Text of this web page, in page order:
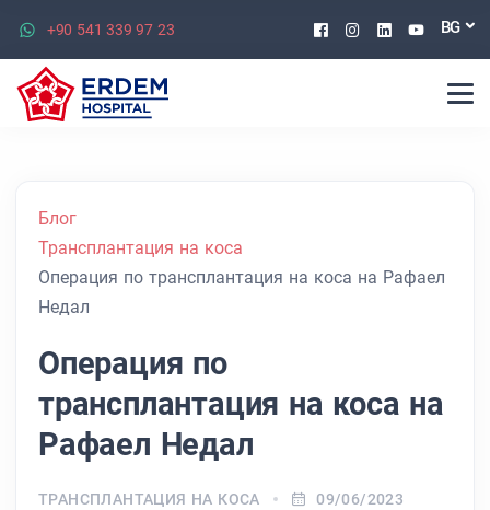
+90 541 339 97 23 Facebook
Instagram
Linkedin
BG
Блог
Трансплантация на коса
Операция по трансплантация на коса на Рафаел
Недал
Операция по
трансплантация на коса на
Рафаел Недал
ТРАНСПЛАНТАЦИЯ НА КОСА 09/06/2023